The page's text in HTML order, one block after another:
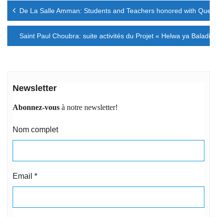
Navigation
l’article
De La Salle Amman: Students and Teachers honored with
Saint Paul Choubra: suite activités du Projet « Helwa ya Baladi »
Newsletter
Abonnez-vous à notre newsletter!
Nom complet
Email *